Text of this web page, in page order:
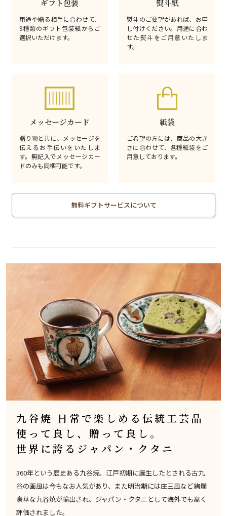
ギフト包装
用途や贈る相手に合わせて、
9種類のギフト包装紙からご
選択いただけます。
熨斗紙
熨斗のご要望があれば、お申
し付けください。用途に合わ
せた熨斗をご用意いたしま
す。
メッセージカード
贈り物と共に、メッセージを
伝えるお手伝いをいたしま
す。無記入でメッセージカー
ドのみも同梱可能です。
紙袋
ご希望の方には、商品の大き
さに合わせて、各種紙袋をご
用意しております。
無料ギフトサービスについて
九谷焼 日常で楽しめる伝統工芸品
使って良し、贈って良し。
世界に誇るジャパン・クタニ
360年という歴史ある九谷焼。江戸初期に誕生したとされる古九
谷の画風は今もなお人気があり、また明治期には庄三風など絢爛
豪華な九谷焼が輸出され、ジャパン・クタニとして海外でも高く
評価されました。